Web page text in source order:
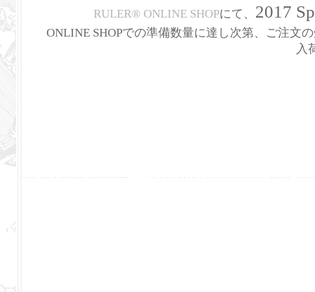
RULER® ONLINE SHOPにて、 2017
ONLINE SHOPでの準備数量に達し次第、ご注文
入